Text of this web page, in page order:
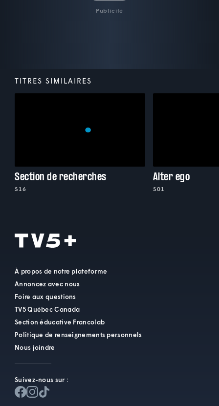
Publicité
TITRES SIMILAIRES
Section de recherches
S16
Alter ego
S01
À propos de notre plateforme
Annoncez avec nous
Foire aux questions
TV5 Québec Canada
Section éducative Francolab
Politique de renseignements personnels
Nous joindre
Suivez-nous sur :